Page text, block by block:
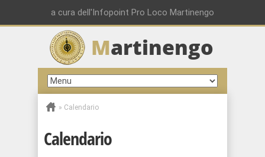
a cura dell'Infopoint Pro Loco Martinengo
Martinengo
» Calendario
Calendario